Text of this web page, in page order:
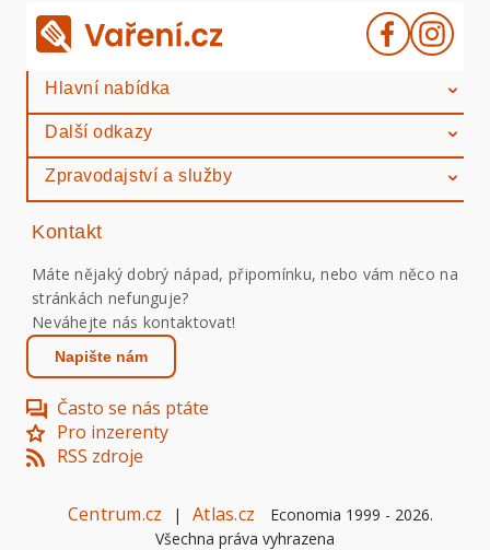
Hlavní nabídka
Další odkazy
Zpravodajství a služby
Kontakt
Máte nějaký dobrý nápad, připomínku, nebo vám něco na
stránkách nefunguje?
Neváhejte nás kontaktovat!
Napište nám
Často se nás ptáte
Pro inzerenty
RSS zdroje
Centrum.cz | Atlas.cz Economia 1999 - 2026.
Všechna práva vyhrazena